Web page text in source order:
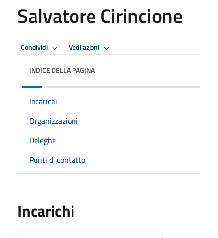
Salvatore Cirincione
Condividi Vedi azioni
INDICE DELLA PAGINA
Incarichi
Organizzazioni
Deleghe
Punti di contatto
Incarichi